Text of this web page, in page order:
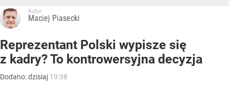
Autor:
Maciej Piasecki
Reprezentant Polski wypisze się
z kadry? To kontrowersyjna decyzja
Dodano:dzisiaj 19:38